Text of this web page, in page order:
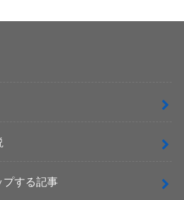
プする記事